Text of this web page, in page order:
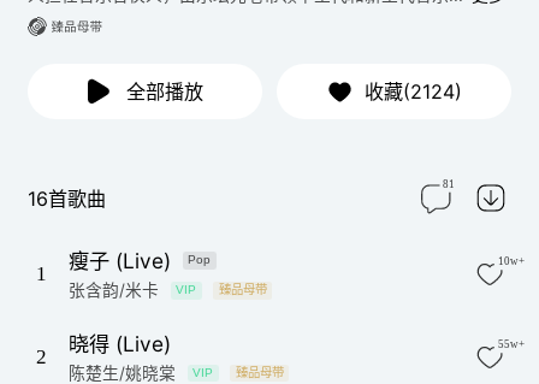
全部播放 收藏(2124)
16首歌曲
81
1
瘦子 (Live) Pop
张含韵/米卡 VIP 臻品母带
10w+
2
晓得 (Live)
陈楚生/姚晓棠 VIP 臻品母带
55w+